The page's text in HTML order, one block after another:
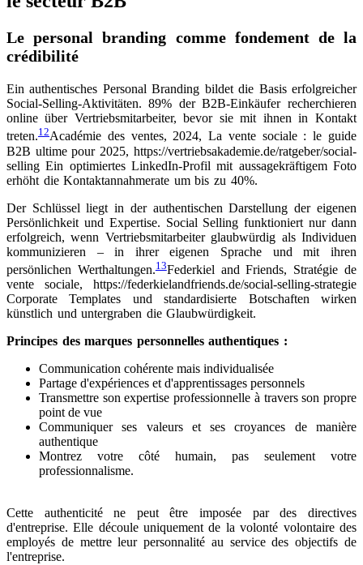
Le personal branding comme fondement de la
crédibilité
Ein authentisches Personal Branding bildet die Basis erfolgreicher
Social-Selling-Aktivitäten. 89% der B2B-Einkäufer recherchieren
online über Vertriebsmitarbeiter, bevor sie mit ihnen in Kontakt
treten.12Académie des ventes, 2024, La vente sociale : le guide
B2B ultime pour 2025, https://vertriebsakademie.de/ratgeber/social-
selling Ein optimiertes LinkedIn-Profil mit aussagekräftigem Foto
erhöht die Kontaktannahmerate um bis zu 40%.
Der Schlüssel liegt in der authentischen Darstellung der eigenen
Persönlichkeit und Expertise. Social Selling funktioniert nur dann
erfolgreich, wenn Vertriebsmitarbeiter glaubwürdig als Individuen
kommunizieren – in ihrer eigenen Sprache und mit ihren
persönlichen Werthaltungen.13Federkiel and Friends, Stratégie de
vente sociale, https://federkielandfriends.de/social-selling-strategie
Corporate Templates und standardisierte Botschaften wirken
künstlich und untergraben die Glaubwürdigkeit.
Principes des marques personnelles authentiques :
Communication cohérente mais individualisée
Partage d'expériences et d'apprentissages personnels
Transmettre son expertise professionnelle à travers son propre
point de vue
Communiquer ses valeurs et ses croyances de manière
authentique
Montrez votre côté humain, pas seulement votre
professionnalisme.
Cette authenticité ne peut être imposée par des directives
d'entreprise. Elle découle uniquement de la volonté volontaire des
employés de mettre leur personnalité au service des objectifs de
l'entreprise.